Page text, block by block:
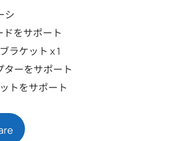
シ
をサポート
ラケット x 1
ターをサポート
トをサポート